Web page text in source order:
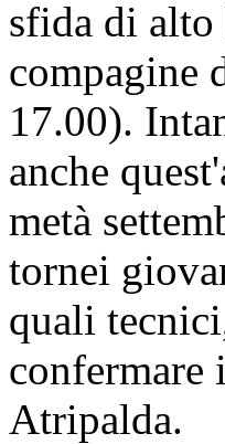
sfida di
compagine
17.00).
anche
metà
tornei
quali
confermare
Atripalda.